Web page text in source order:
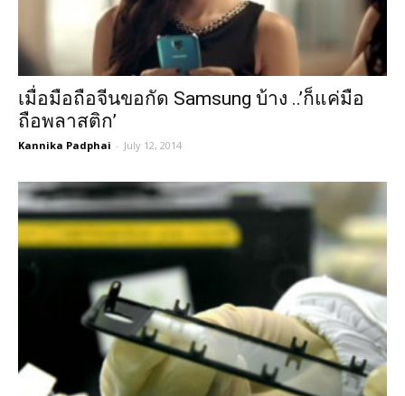
เมื่อมือถือจีนขอกัด Samsung บ้าง ..’ก็แค่มือ
ถือพลาสติก’
Kannika Padphai - July 12, 2014